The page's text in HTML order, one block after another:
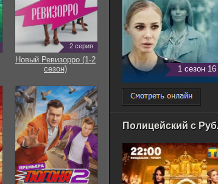
1 сезон
Полицейский с
2 серия
Новый Ревизорро (1-2
сезон)